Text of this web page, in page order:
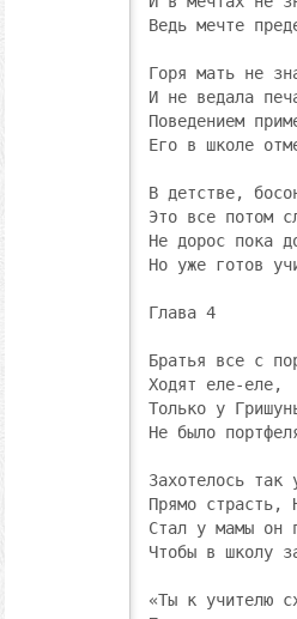
Ведь мечте
Горя мать не
И не ведала
Поведением
Его в школе
В детстве,
Это все потом
Не дорос пока
Но уже готов
Глава 4
Братья все с
Ходят еле-еле,
Только у
Не было
Захотелось так
Прямо страсть,
Стал у мамы он
Чтобы в школу
«Ты к учителю